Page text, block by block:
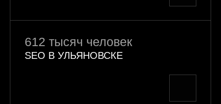
612 тысяч человек
SEO В УЛЬЯНОВСКЕ